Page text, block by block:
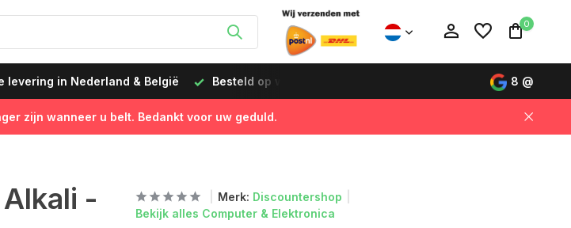
0
& België Besteld op werkdagen vóór 12:00 uur, de volgende dag geleverd! Koop
8 @
zijn wanneer u belt. Bedankt voor uw geduld.
-
Merk: Discountershop
Bekijk alles Computer & Elektronica